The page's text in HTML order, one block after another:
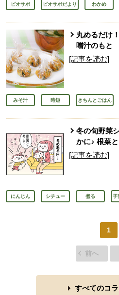
ビオサポ ビオサポだより わかめ
丸めるだけ
噌汁のもと
[記事を読む]
みそ汁 時短 きちんとごはん
冬の旬野菜
かに♪ 根菜
[記事を読む]
にんじん シチュー 煮る 子
1
前へ
すべてのコ